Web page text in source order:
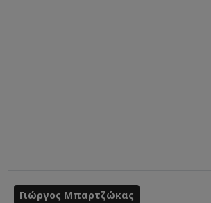
Γιώργος Μπαρτζώκας